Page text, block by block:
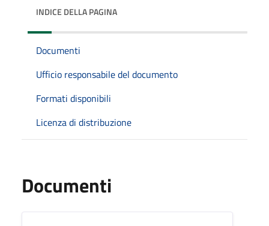
INDICE DELLA PAGINA
Documenti
Ufficio responsabile del documento
Formati disponibili
Licenza di distribuzione
Documenti